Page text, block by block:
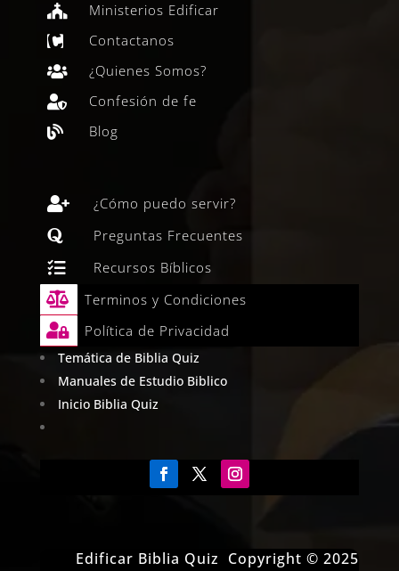
 Ministerios Edificar
 Contactanos
 ¿Quienes Somos?
 Confesión de fe
 Blog
 ¿Cómo puedo servir?
 Preguntas Frecuentes
 Recursos Bíblicos
 Terminos y Condiciones
 Política de Privacidad
Temática de Biblia Quiz
Manuales de Estudio Biblico
Inicio Biblia Quiz
Edificar Biblia Quiz Copyright © 2025